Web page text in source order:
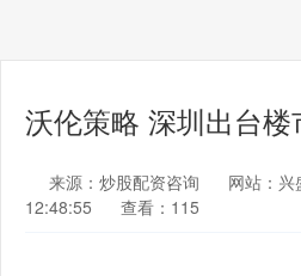
沃伦策略 深圳出台楼
来源：炒股配资咨询 网站：兴
12:48:55
查看：115